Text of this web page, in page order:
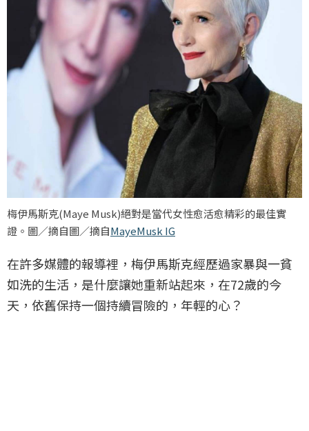
梅伊馬斯克(Maye Musk)絕對是當代女性愈活愈精彩的最佳實
證。圖／摘自圖／摘自MayeMusk IG
在許多媒體的報導裡，梅伊馬斯克經歷過家暴與一貧
如洗的生活，是什麼讓她重新站起來，在72歲的今
天，依舊保持一個持續冒險的，年輕的心？